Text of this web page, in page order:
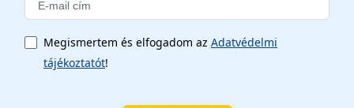
Megismertem és elfogadom az Adatvédelmi
tájékoztatót!